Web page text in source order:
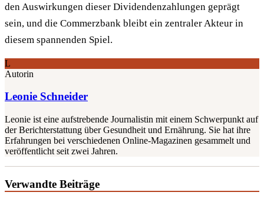
den Auswirkungen dieser Dividendenzahlungen geprägt
sein, und die Commerzbank bleibt ein zentraler Akteur in
diesem spannenden Spiel.
L
Autorin
Leonie Schneider
Leonie ist eine aufstrebende Journalistin mit einem Schwerpunkt auf
der Berichterstattung über Gesundheit und Ernährung. Sie hat ihre
Erfahrungen bei verschiedenen Online-Magazinen gesammelt und
veröffentlicht seit zwei Jahren.
Verwandte Beiträge